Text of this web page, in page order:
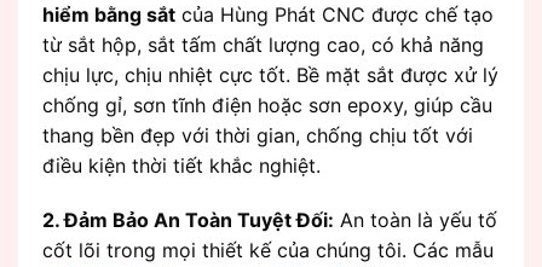
hiểm bằng sắt của Hùng Phát CNC được chế tạo
từ sắt hộp, sắt tấm chất lượng cao, có khả năng
chịu lực, chịu nhiệt cực tốt. Bề mặt sắt được xử lý
chống gỉ, sơn tĩnh điện hoặc sơn epoxy, giúp cầu
thang bền đẹp với thời gian, chống chịu tốt với
điều kiện thời tiết khắc nghiệt.
2. Đảm Bảo An Toàn Tuyệt Đối: An toàn là yếu tố
cốt lõi trong mọi thiết kế của chúng tôi. Các mẫu